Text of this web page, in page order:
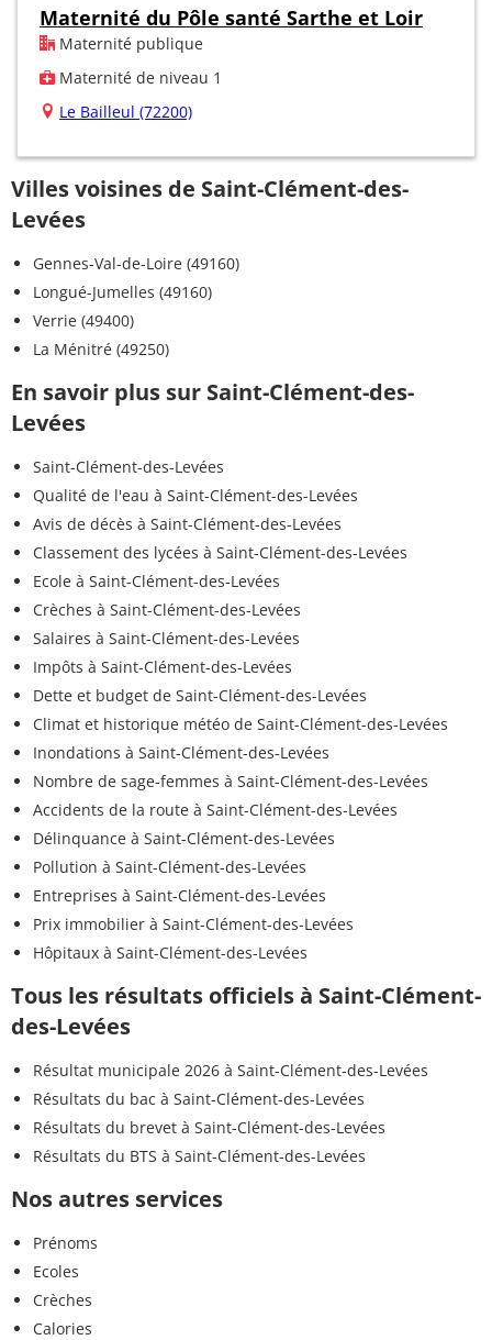
Maternité du Pôle santé Sarthe et Loir
Maternité publique
Maternité de niveau 1
Le Bailleul (72200)
Villes voisines de Saint-Clément-des-
Levées
Gennes-Val-de-Loire (49160)
Longué-Jumelles (49160)
Verrie (49400)
La Ménitré (49250)
En savoir plus sur Saint-Clément-des-
Levées
Saint-Clément-des-Levées
Qualité de l'eau à Saint-Clément-des-Levées
Avis de décès à Saint-Clément-des-Levées
Classement des lycées à Saint-Clément-des-Levées
Ecole à Saint-Clément-des-Levées
Crèches à Saint-Clément-des-Levées
Salaires à Saint-Clément-des-Levées
Impôts à Saint-Clément-des-Levées
Dette et budget de Saint-Clément-des-Levées
Climat et historique météo de Saint-Clément-des-Levées
Inondations à Saint-Clément-des-Levées
Nombre de sage-femmes à Saint-Clément-des-Levées
Accidents de la route à Saint-Clément-des-Levées
Délinquance à Saint-Clément-des-Levées
Pollution à Saint-Clément-des-Levées
Entreprises à Saint-Clément-des-Levées
Prix immobilier à Saint-Clément-des-Levées
Hôpitaux à Saint-Clément-des-Levées
Tous les résultats officiels à Saint-Clément-
des-Levées
Résultat municipale 2026 à Saint-Clément-des-Levées
Résultats du bac à Saint-Clément-des-Levées
Résultats du brevet à Saint-Clément-des-Levées
Résultats du BTS à Saint-Clément-des-Levées
Nos autres services
Prénoms
Ecoles
Crèches
Calories